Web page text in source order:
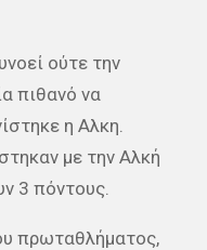
ούτε την
πιθανό να
η Αλκη.
με την Αλκή
3 πόντους.
πρωταθλήματος,